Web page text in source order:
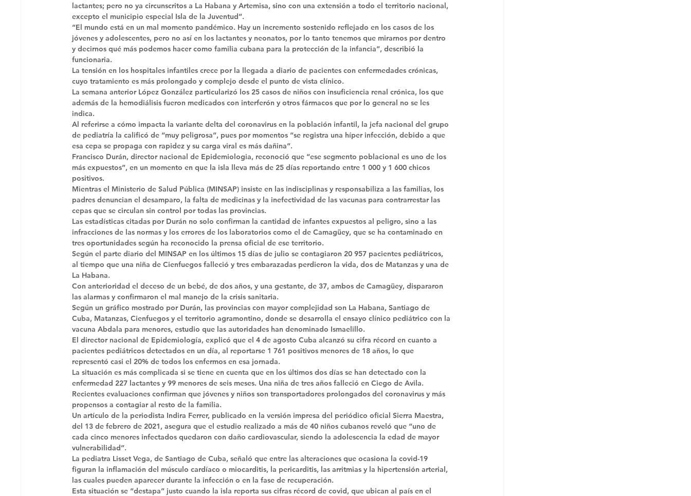
lactantes; pero no ya circunscritos a La Habana y Artemisa, sino con una extensión a todo el territorio nacional,
excepto el municipio especial Isla de la Juventud”.
“El mundo está en un mal momento pandémico. Hay un incremento sostenido reflejado en los casos de los
jóvenes y adolescentes, pero no así en los lactantes y neonatos, por lo tanto tenemos que mirarnos por dentro
y decirnos qué más podemos hacer como familia cubana para la protección de la infancia”, describió la
funcionaria.
La tensión en los hospitales infantiles crece por la llegada a diario de pacientes con enfermedades crónicas,
cuyo tratamiento es más prolongado y complejo desde el punto de vista clínico.
La semana anterior López González particularizó los 25 casos de niños con insuficiencia renal crónica, los que
además de la hemodiálisis fueron medicados con interferón y otros fármacos que por lo general no se les
indica.
Al referirse a cómo impacta la variante delta del coronavirus en la población infantil, la jefa nacional del grupo
de pediatría la calificó de “muy peligrosa”, pues por momentos “se registra una híper infección, debido a que
esa cepa se propaga con rapidez y su carga viral es más dañina”.
Francisco Durán, director nacional de Epidemiologia, reconoció que “ese segmento poblacional es uno de los
más expuestos”, en un momento en que la isla lleva más de 25 días reportando entre 1 000 y 1 600 chicos
positivos.
Mientras el Ministerio de Salud Pública (MINSAP) insiste en las indisciplinas y responsabiliza a las familias, los
padres denuncian el desamparo, la falta de medicinas y la inefectividad de las vacunas para contrarrestar las
cepas que se circulan sin control por todas las provincias.
Las estadísticas citadas por Durán no solo confirman la cantidad de infantes expuestos al peligro, sino a las
infracciones de las normas y los errores de los laboratorios como el de Camagüey, que se ha contaminado en
tres oportunidades según ha reconocido la prensa oficial de ese territorio.
Según el parte diario del MINSAP en los últimos 15 días de julio se contagiaron 20 957 pacientes pediátricos,
al tiempo que una niña de Cienfuegos falleció y tres embarazadas perdieron la vida, dos de Matanzas y una de
La Habana.
Con anterioridad el deceso de un bebé, de dos años, y una gestante, de 37, ambos de Camagüey, dispararon
las alarmas y confirmaron el mal manejo de la crisis sanitaria.
Según un gráfico mostrado por Durán, las provincias con mayor complejidad son La Habana, Santiago de
Cuba, Matanzas, Cienfuegos y el territorio agramontino, donde se desarrolla el ensayo clínico pediátrico con la
vacuna Abdala para menores, estudio que las autoridades han denominado Ismaelillo.
El director nacional de Epidemiología, explicó que el 4 de agosto Cuba alcanzó su cifra récord en cuanto a
pacientes pediátricos detectados en un día, al reportarse 1 761 positivos menores de 18 años, lo que
representó casi el 20% de todos los enfermos en esa jornada.
La situación es más complicada si se tiene en cuenta que en los últimos dos días se han detectado con la
enfermedad 227 lactantes y 99 menores de seis meses. Una niña de tres años falleció en Ciego de Avila.
Recientes evaluaciones confirman que jóvenes y niños son transportadores prolongados del coronavirus y más
propensos a contagiar al resto de la familia.
Un artículo de la periodista Indira Ferrer, publicado en la versión impresa del periódico oficial Sierra Maestra,
del 13 de febrero de 2021, asegura que el estudio realizado a más de 40 niños cubanos reveló que “uno de
cada cinco menores infectados quedaron con daño cardiovascular, siendo la adolescencia la edad de mayor
vulnerabilidad”.
La pediatra Lisset Vega, de Santiago de Cuba, señaló que entre las alteraciones que ocasiona la covid-19
figuran la inflamación del músculo cardíaco o miocarditis, la pericarditis, las arritmias y la hipertensión arterial,
las cuales pueden aparecer durante la infección o en la fase de recuperación.
Esta situación se “destapa” justo cuando la isla reporta sus cifras récord de covid, que ubican al país en el